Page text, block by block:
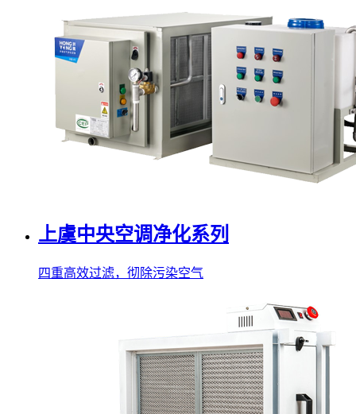
上虞中央空调净化系列
四重高效过滤，彻除污染空气